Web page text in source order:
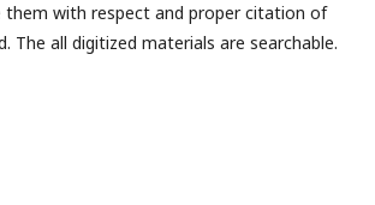
them with respect and proper citation of
The all digitized materials are searchable.